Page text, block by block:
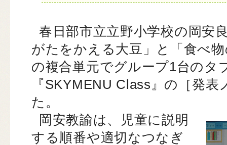
春日部市立立野小学校の岡安
がたをかえる大豆」と「食べ
の複合単元でグループ1台のタ
『SKYMENU Class』の［発
た。
岡安教諭は、児童に説明
する順番や適切なつなぎ